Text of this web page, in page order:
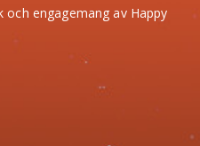
och engagemang av Happy